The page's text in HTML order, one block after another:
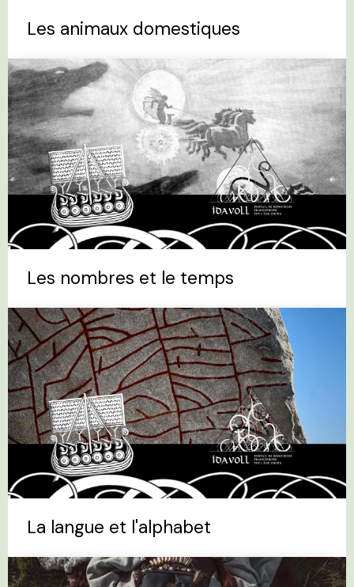
Les animaux domestiques
Les nombres et le temps
La langue et l'alphabet